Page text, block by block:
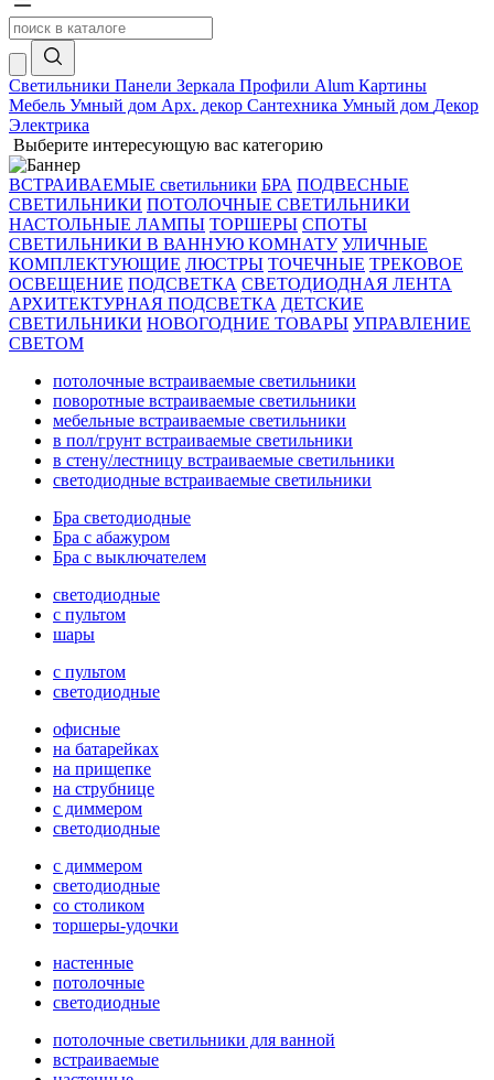
Светильники Панели Зеркала Профили Alum Картины
Мебель Умный дом Арх. декор Сантехника Умный дом Декор
Электрика
Выберите интересующую вас категорию
ВСТРАИВАЕМЫЕ светильники БРА ПОДВЕСНЫЕ
СВЕТИЛЬНИКИ ПОТОЛОЧНЫЕ СВЕТИЛЬНИКИ
НАСТОЛЬНЫЕ ЛАМПЫ ТОРШЕРЫ СПОТЫ
СВЕТИЛЬНИКИ В ВАННУЮ КОМНАТУ УЛИЧНЫЕ
КОМПЛЕКТУЮЩИЕ ЛЮСТРЫ ТОЧЕЧНЫЕ ТРЕКОВОЕ
ОСВЕЩЕНИЕ ПОДСВЕТКА СВЕТОДИОДНАЯ ЛЕНТА
АРХИТЕКТУРНАЯ ПОДСВЕТКА ДЕТСКИЕ
СВЕТИЛЬНИКИ НОВОГОДНИЕ ТОВАРЫ УПРАВЛЕНИЕ
СВЕТОМ
потолочные встраиваемые светильники
поворотные встраиваемые светильники
мебельные встраиваемые светильники
в пол/грунт встраиваемые светильники
в стену/лестницу встраиваемые светильники
светодиодные встраиваемые светильники
Бра светодиодные
Бра с абажуром
Бра с выключателем
светодиодные
с пультом
шары
с пультом
светодиодные
офисные
на батарейках
на прищепке
на струбнице
с диммером
светодиодные
с диммером
светодиодные
со столиком
торшеры-удочки
настенные
потолочные
светодиодные
потолочные светильники для ванной
встраиваемые